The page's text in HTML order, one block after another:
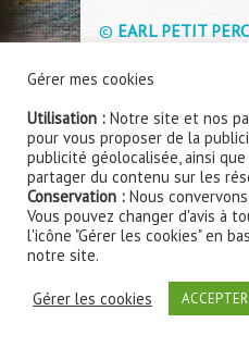
© EARL PETIT
PERCHE - Tél : 02 54
légales et
Site internet réalisé par
de sites
Gérer mes cookies
Utilisation : Notre site et nos
pour vous proposer de la
publicité géolocalisée, ainsi
partager du contenu sur les
Conservation : Nous
Vous pouvez changer d'avis à
l'icône "Gérer les cookies" en
notre site.
Gérer les cookies ACCEPTER